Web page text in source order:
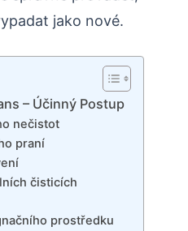
jako nové.
– Účinný Postup
nečistot
praní
čisticích
prostředku